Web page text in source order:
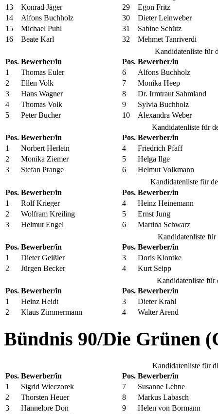
13
Konrad Jäger 29
Egon Fritz
14
Alfons Buchholz 30
Dieter Leinweber
15
Michael Puhl 31
Sabine Schütz
16
Beate Karl 32
Mehmet Tanriverdi
Kandidatenliste für
Pos. Bewerber/in Pos. Bewerber/in
1
Thomas Euler 6
Alfons Buchholz
2
Ellen Volk 7
Monika Heep
3
Hans Wagner 8
Dr. Irmtraut Sahmland
4
Thomas Volk 9
Sylvia Buchholz
5
Peter Bucher 10
Alexandra Weber
Kandidatenliste für
Pos. Bewerber/in Pos. Bewerber/in
1
Norbert Herlein 4
Friedrich Pfaff
2
Monika Ziemer 5
Helga Ilge
3
Stefan Prange 6
Helmut Volkmann
Kandidatenliste für
Pos. Bewerber/in Pos. Bewerber/in
1
Rolf Krieger 4
Heinz Heinemann
2
Wolfram Kreiling 5
Ernst Jung
3
Helmut Engel 6
Martina Schwarz
Kandidatenliste für
Pos. Bewerber/in Pos. Bewerber/in
1
Dieter Geißler 3
Doris Kiontke
2
Jürgen Becker 4
Kurt Seipp
Kandidatenliste für
Pos. Bewerber/in Pos. Bewerber/in
1
Heinz Heidt 3
Dieter Krahl
2
Klaus Zimmermann 4 Walter Arend
Bündnis 90/Die Grünen
Kandidatenliste für
Pos. Bewerber/in Pos. Bewerber/in
1
Sigrid Wieczorek 7
Susanne Lehne
2
Thorsten Heuer 8
Markus Labasch
3
Hannelore Don 9
Helen von Bormann